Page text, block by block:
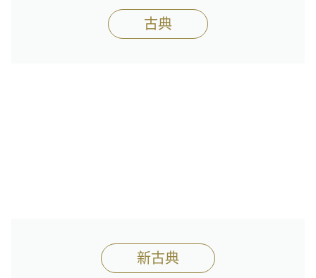
古典
新古典